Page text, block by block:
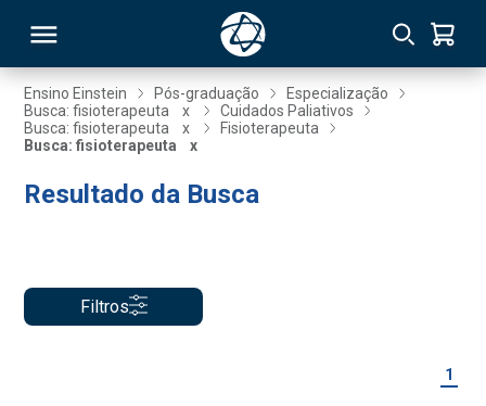
Ensino Einstein Pós-graduação
Especialização
Busca: fisioterapeuta
x
Cuidados Paliativos
Busca: fisioterapeuta
x
Fisioterapeuta
Busca: fisioterapeuta
x
Resultado da Busca
Filtros
1